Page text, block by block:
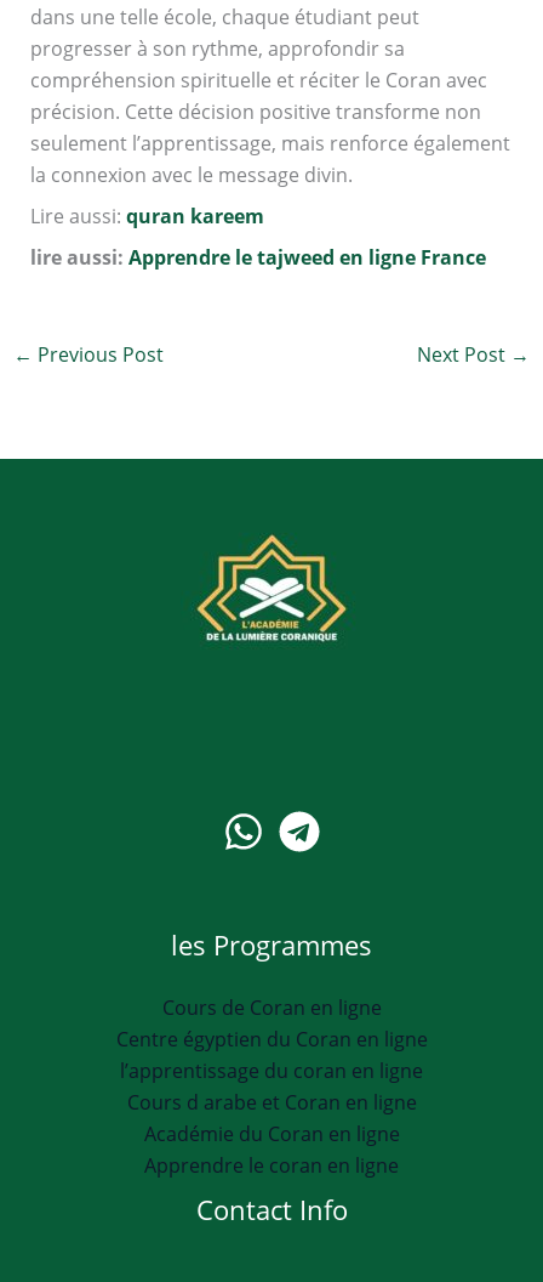
dans une telle école, chaque étudiant peut
progresser à son rythme, approfondir sa
compréhension spirituelle et réciter le Coran avec
précision. Cette décision positive transforme non
seulement l’apprentissage, mais renforce également
la connexion avec le message divin.
Lire aussi: quran kareem
lire aussi: Apprendre le tajweed en ligne France
← Previous Post Next Post →
les Programmes
Cours de Coran en ligne
Centre égyptien du Coran en ligne
l’apprentissage du coran en ligne
Cours d arabe et Coran en ligne
Académie du Coran en ligne
Apprendre le coran en ligne
Contact Info